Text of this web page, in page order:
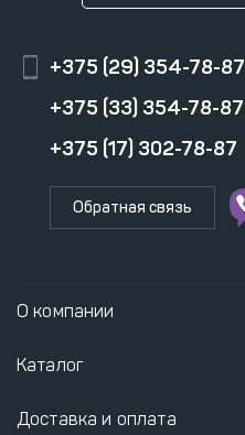
+375 (29) 354-78-87
+375 (33) 354-78-87
+375 (17) 302-78-87
Обратная связь
О компании
Каталог
Доставка и оплата